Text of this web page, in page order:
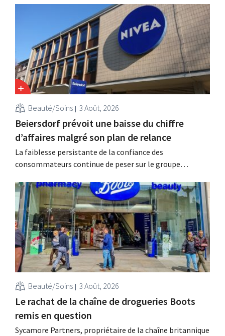
Beauté/Soins 3 Août, 2026
Beiersdorf prévoit une baisse du chiffre
d’affaires malgré son plan de relance
La faiblesse persistante de la confiance des
consommateurs continue de peser sur le groupe
multinationale s'attend désormais même à une légère
baisse de son chiffre d'affaires pour l'ensemble de
l'exercice.
Beauté/Soins 3 Août, 2026
Le rachat de la chaîne de drogueries Boots
remis en question
Sycamore Partners, propriétaire de la chaîne britannique